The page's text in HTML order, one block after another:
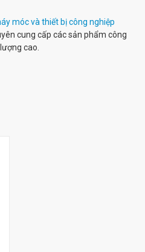
móc và thiết bị công nghiệp
cung cấp các sản phẩm công
cao.